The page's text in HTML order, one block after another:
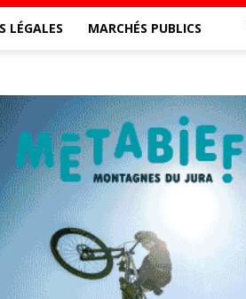
LÉGALES MARCHÉS PUBLICS